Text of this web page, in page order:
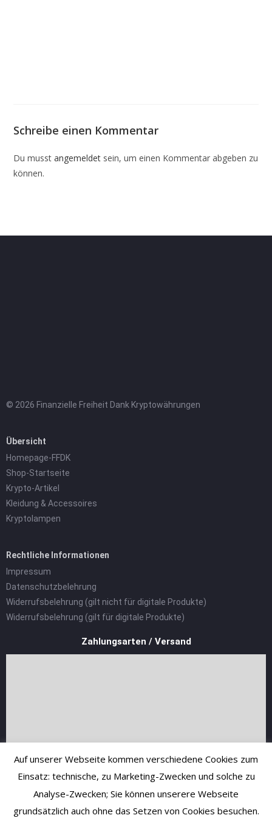
Schreibe einen Kommentar
Du musstangemeldet sein, um einen Kommentar abgeben zu
können.
© 2026 Finanzielle Freiheit Dank Kryptowährungen
Übersicht
Homepage-FFDK
Shop-Startseite
Krypto-Artikel
Kleidung & Accessoires
Kryptolampen
Rechtliche Informationen
Impressum
Datenschutzbelehrung
Widerrufsbelehrung (gilt nicht für digitale Produkte)
Widerrufsbelehrung (gilt für digitale Produkte)
Zahlungsarten / Versand
Auf unserer Webseite kommen verschiedene Cookies zum
Einsatz: technische, zu Marketing-Zwecken und solche zu
Analyse-Zwecken; Sie können unserere Webseite
grundsätzlich auch ohne das Setzen von Cookies besuchen.